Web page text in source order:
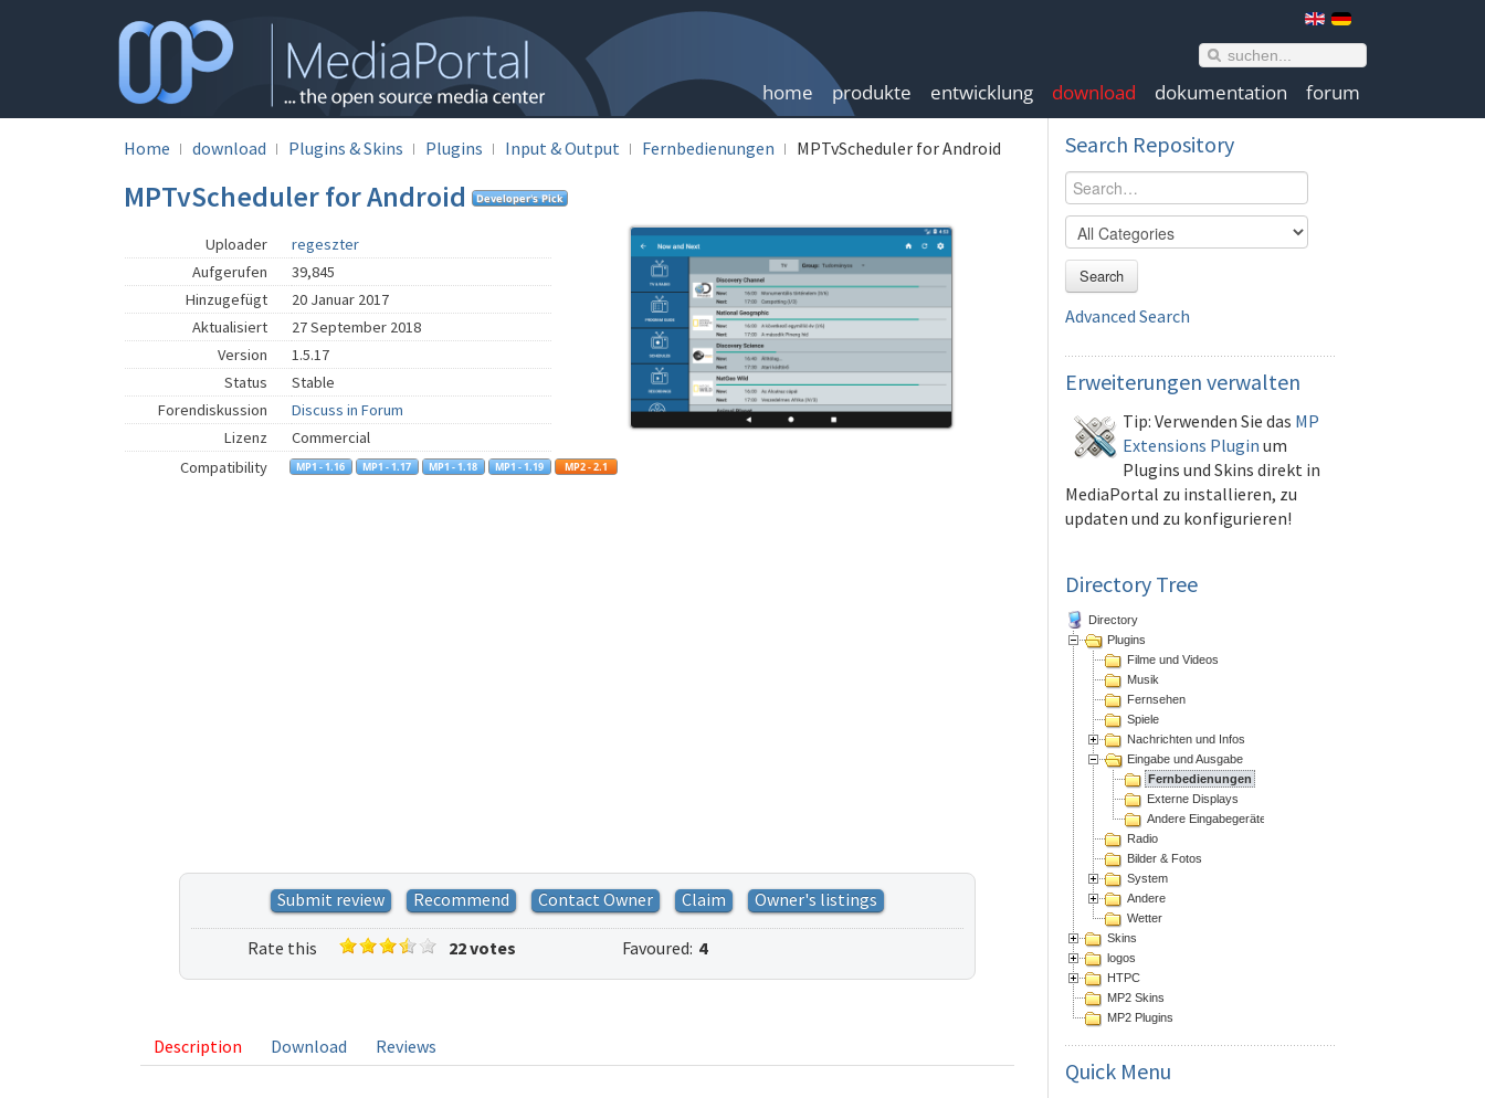
home produkte entwicklung download dokumentation forum
Home download Plugins & Skins Plugins Input & Output Fernbedienungen MPTvScheduler for Android
MPTvScheduler for Android
Uploader
regeszter
Aufgerufen
39,845
Hinzugefügt
20 Januar 2017
Aktualisiert
27 September 2018
Version
1.5.17
Status
Stable
Forendiskussion
Discuss in Forum
Lizenz
Commercial
Compatibility
Submit review Recommend Contact Owner Claim Owner's listings
Rate this
listing
22 votes Favoured: 4
Description Download Reviews
Search Repository
Search
Advanced Search
Erweiterungen verwalten
Tip: Verwenden Sie das MP
Extensions Plugin um
Plugins und Skins direkt in
MediaPortal zu installieren, zu
updaten und zu konfigurieren!
Directory Tree
Directory
Plugins
Filme und Videos
Musik
Fernsehen
Spiele
Nachrichten und Infos
Eingabe und Ausgabe
Fernbedienungen
Externe Displays
Andere Eingabegeräte
Radio
Bilder & Fotos
System
Andere
Wetter
Skins
logos
HTPC
MP2 Skins
MP2 Plugins
Quick Menu